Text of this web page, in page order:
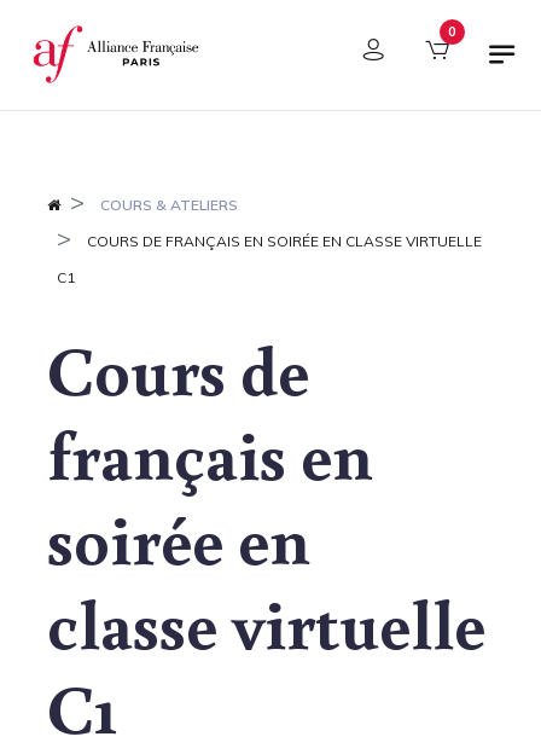
Panneau de gestion des cookies 0
COURS & ATELIERS
COURS DE FRANÇAIS EN SOIRÉE EN CLASSE VIRTUELLE
C1
Cours de
français en
soirée en
classe virtuelle
C1